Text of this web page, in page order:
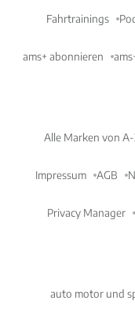
Fahrtrainings
ams+ abonnieren
Alle Marken von
Impressum AGB
Privacy Manager
auto motor und